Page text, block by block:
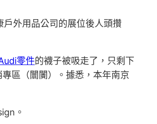
外用品公司的展位後人頭攢
零件的襪子被吸走了，只剩下
區（闤闠）。據悉，本年南京
。